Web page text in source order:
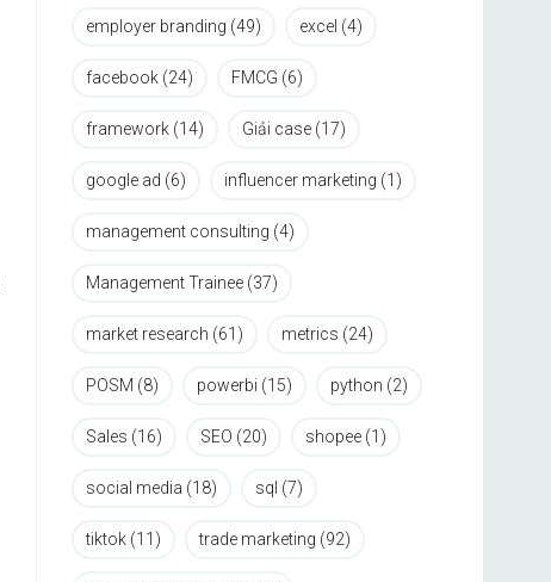
employer branding (49) excel (4)
facebook (24) FMCG (6)
framework (14) Giải case (17)
google ad (6) influencer marketing (1)
management consulting (4)
Management Trainee (37)
market research (61) metrics (24)
POSM (8) powerbi (15) python (2)
Sales (16) SEO (20) shopee (1)
social media (18) sql (7)
tiktok (11) trade marketing (92)